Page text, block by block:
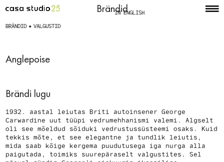
BrändidIN ENGLISH
BRÄNDID VALGUSTID
Anglepoise
Brändi lugu
1932. aastal leiutas Briti autoinsener George
Carwardine uut tüüpi vedrumehhanismi valemi. Algselt
oli see mõeldud sõiduki vedrustussüsteemi osaks. Kuid
tekkis mõte, et see elegantne ja tundlik leiutis,
mida saab kõige kergema puudutusega iga nurga alla
paigutada, toimiks suurepäraselt valgustites. Sel